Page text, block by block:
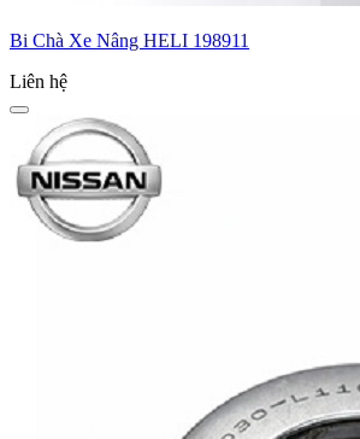
Bi Chà Xe Nâng HELI 198911
Liên hệ